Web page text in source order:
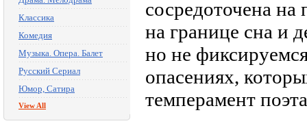
Классика
Комедия
Музыка. Опера. Балет
Русский Сериал
Юмор, Сатира
View All
сосредоточена
на границе сна и
но не
опасениях,
темперамент